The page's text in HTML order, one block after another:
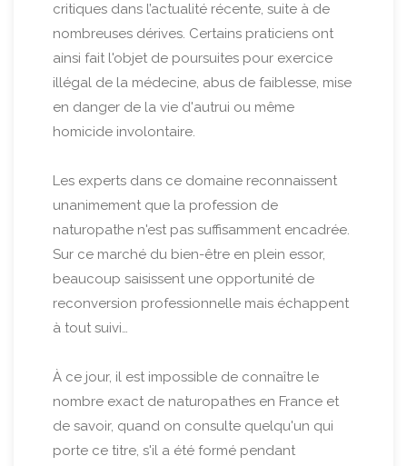
critiques dans l’actualité récente, suite à de
nombreuses dérives. Certains praticiens ont
ainsi fait l'objet de poursuites pour exercice
illégal de la médecine, abus de faiblesse, mise
en danger de la vie d'autrui ou même
homicide involontaire.
Les experts dans ce domaine reconnaissent
unanimement que la profession de
naturopathe n'est pas suffisamment encadrée.
Sur ce marché du bien-être en plein essor,
beaucoup saisissent une opportunité de
reconversion professionnelle mais échappent
à tout suivi…
À ce jour, il est impossible de connaître le
nombre exact de naturopathes en France et
de savoir, quand on consulte quelqu'un qui
porte ce titre, s'il a été formé pendant